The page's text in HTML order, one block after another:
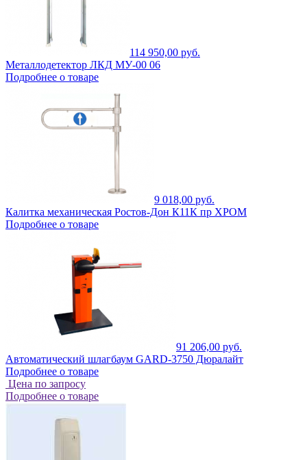
114 950,00 руб.
Металлодетектор ЛКД МУ-00 06
Подробнее о товаре
9 018,00 руб.
Калитка механическая Ростов-Дон К11К пр ХРОМ
Подробнее о товаре
91 206,00 руб.
Автоматический шлагбаум GARD-3750 Дюралайт
Подробнее о товаре
Цена по запросу
Подробнее о товаре